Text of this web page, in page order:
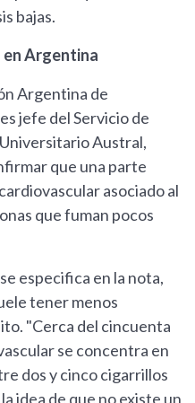
bajas.
en Argentina
Argentina de
jefe del Servicio de
Austral,
que una parte
asociado al
que fuman pocos
especifica en la nota,
tener menos
"Cerca del cincuenta
se concentra en
dos y cinco cigarrillos
idea de que no existe un